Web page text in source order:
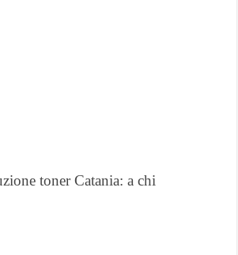
toner Catania: a chi